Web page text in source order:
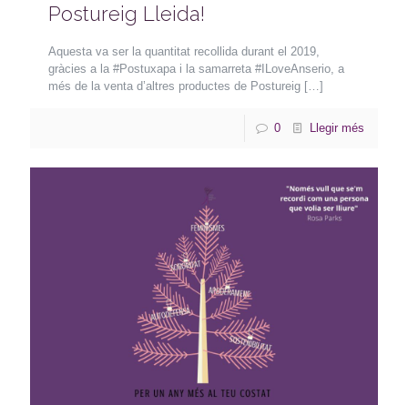
Postureig Lleida!
Aquesta va ser la quantitat recollida durant el 2019,
gràcies a la #Postuxapa i la samarreta #ILoveAnserio, a
més de la venta d’altres productes de Postureig […]
0 Llegir més